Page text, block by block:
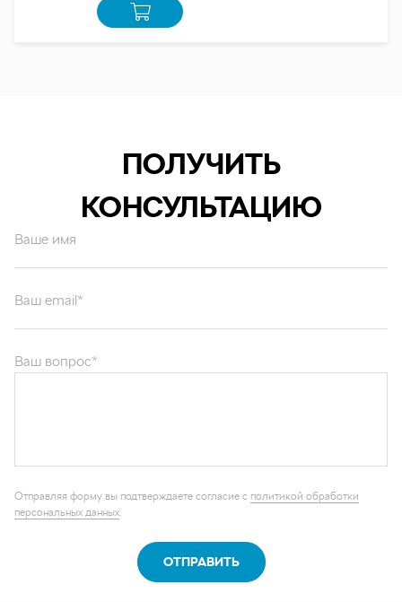
ПОЛУЧИТЬ
КОНСУЛЬТАЦИЮ
Ваше имя
персональных данных
Каталог запчастей